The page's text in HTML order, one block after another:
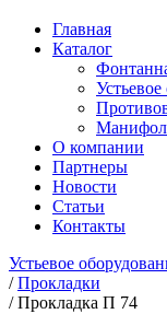
Главная
Каталог
О компании
Партнеры
Новости
Статьи
Контакты
Устьевое
/Прокладки
/Прокладка П 74